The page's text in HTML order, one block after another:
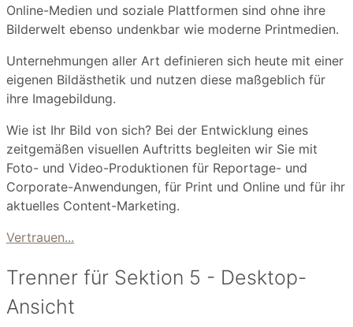
Online-Medien und soziale Plattformen sind ohne ihre
Bilderwelt ebenso undenkbar wie moderne Printmedien.
Unternehmungen aller Art definieren sich heute mit einer
eigenen Bildästhetik und nutzen diese maßgeblich für
ihre Imagebildung.
Wie ist Ihr Bild von sich? Bei der Entwicklung eines
zeitgemäßen visuellen Auftritts begleiten wir Sie mit
Foto- und Video-Produktionen für Reportage- und
Corporate-Anwendungen, für Print und Online und für ihr
aktuelles Content-Marketing.
Vertrauen...
Trenner für Sektion 5 - Desktop-
Ansicht